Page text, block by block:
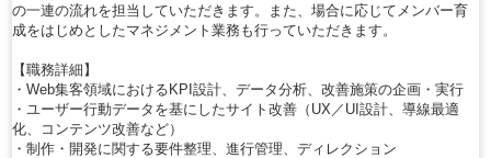
の一連の流れを担当していただきます。また、場合に応じてメンバー育
成をはじめとしたマネジメント業務も行っていただきます。
【職務詳細】
・Web集客領域におけるKPI設計、データ分析、改善施策の企画・実行
・ユーザー行動データを基にしたサイト改善（UX／UI設計、導線最適
化、コンテンツ改善など）
・制作・開発に関する要件整理、進行管理、ディレクション